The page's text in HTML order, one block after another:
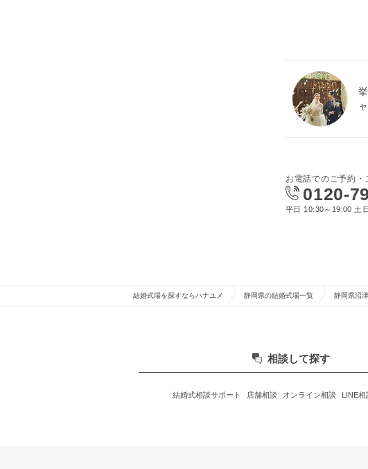
お電話でのご予約・
0120-
平日 10:30～19:00 土
結婚式場を探すならハナユメ 静岡県の結婚式場一覧 静岡県沼
相談して探す
結婚式相談サポート 店舗相談 オンライン相談 LINE相